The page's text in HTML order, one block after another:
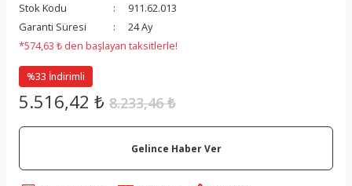
Stok Kodu
911.62.013
Garanti Süresi
24 Ay
*574,63 ₺ den başlayan taksitlerle!
%33 İndirimli
5.516,42 ₺ 8.233,46 ₺
Gelince Haber Ver